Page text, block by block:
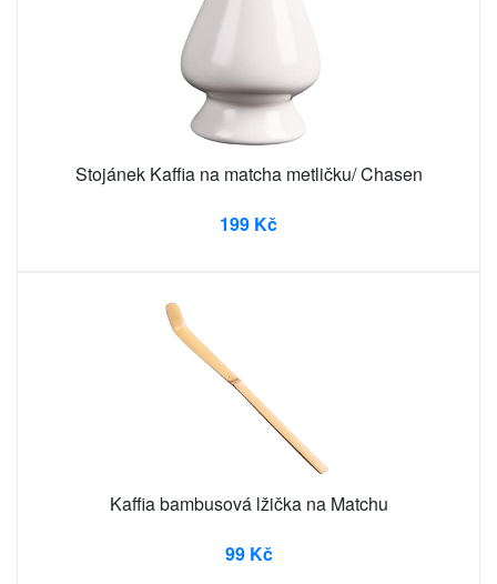
Stojánek Kaffia na matcha metličku/ Chasen
199 Kč
Kaffia bambusová lžička na Matchu
99 Kč